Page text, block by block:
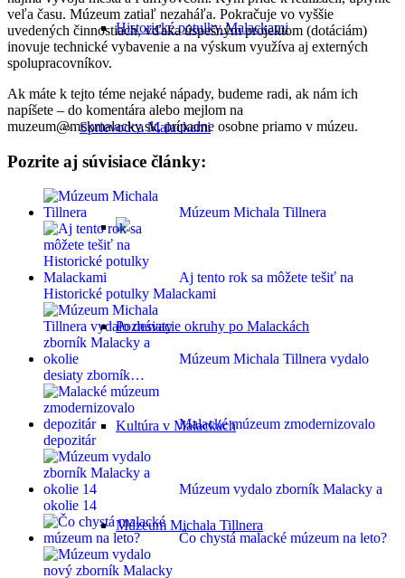
Historické potulky Malackami
Sprievodca Malackami
Poznávacie okruhy po Malackách
Kultúra v Malackách
Múzeum Michala Tillnera
veľa času. Múzeum zatiaľ nezaháľa. Pokračuje vo vyššie
uvedených činnostiach, vďaka úspešným projektom (dotáciám)
inovuje technické vybavenie a na výskum využíva aj externých
spolupracovníkov.
Ak máte k tejto téme nejaké nápady, budeme radi, ak nám ich
napíšete – do komentára alebo mejlom na
muzeum@mckmalacky.sk, prípadne osobne priamo v múzeu.
Pozrite aj súvisiace články:
Múzeum Michala Tillnera
Aj tento rok sa môžete tešiť na
Historické potulky Malackami
Múzeum Michala Tillnera vydalo
desiaty zborník…
Malacké múzeum zmodernizovalo
depozitár
Múzeum vydalo zborník Malacky a
okolie 14
Čo chystá malacké múzeum na leto?